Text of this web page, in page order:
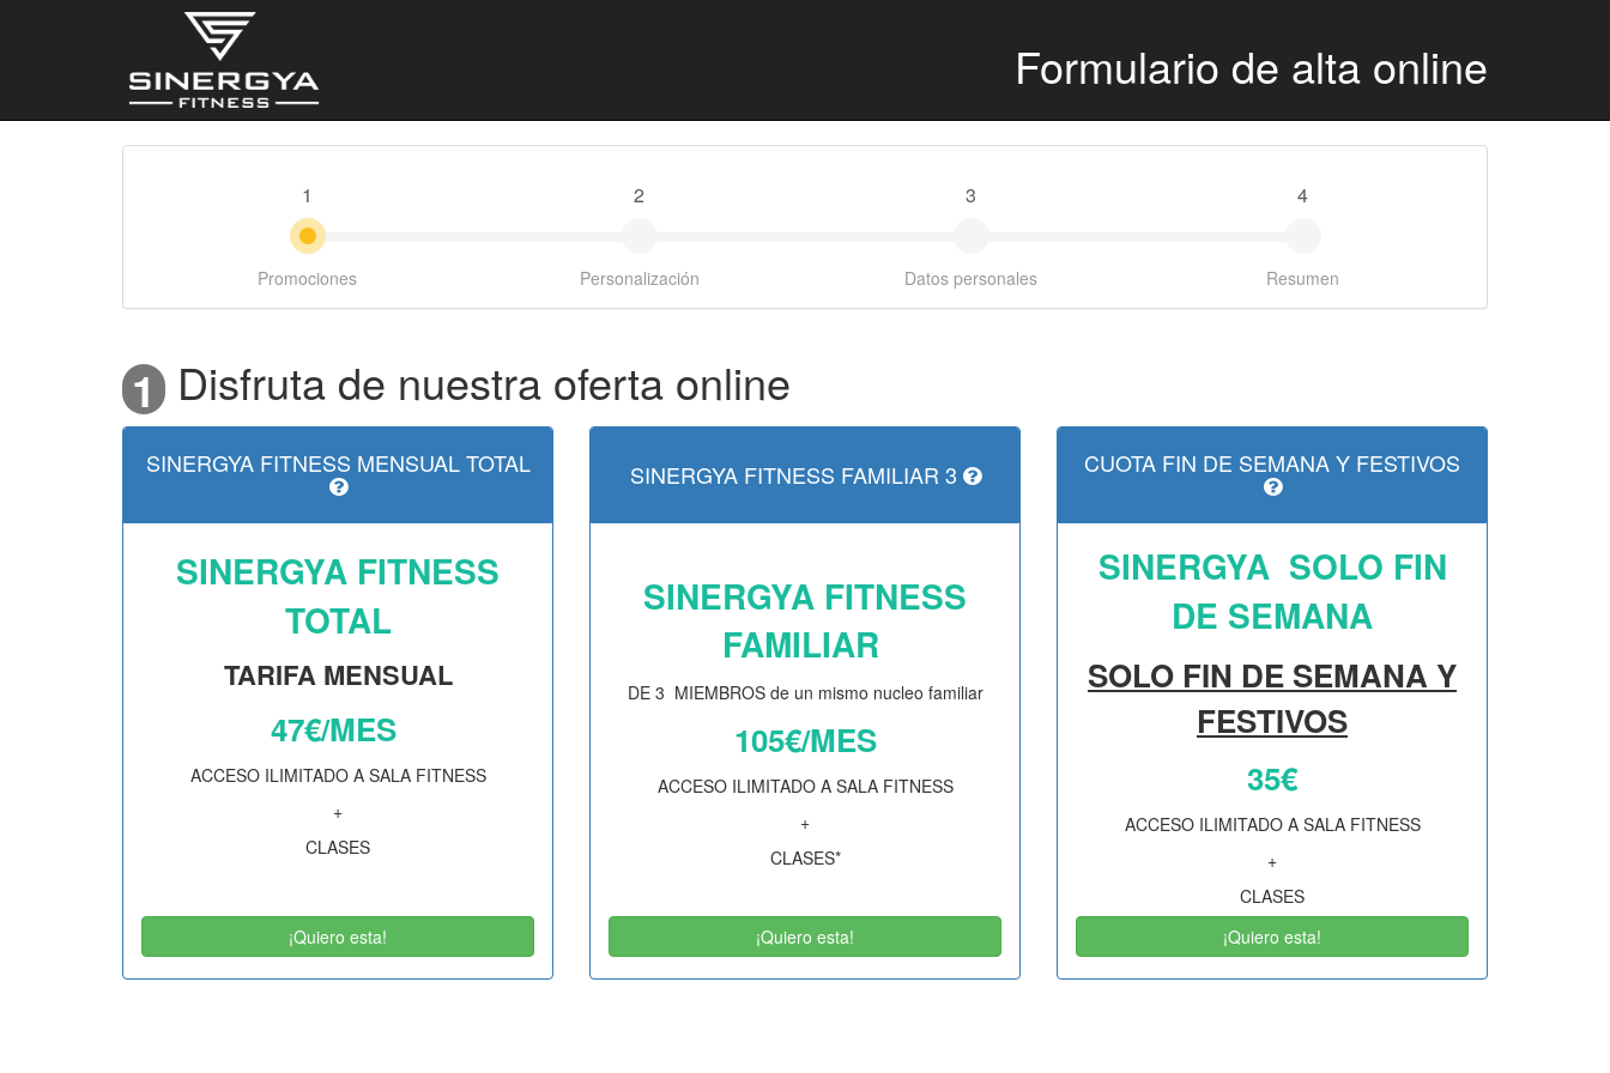
Formulario de alta online
1
Promociones
2
Personalización
3
Datos personales
4
Resumen
1 Disfruta de nuestra oferta online
SINERGYA FITNESS MENSUAL TOTAL
SINERGYA FITNESS
TOTAL
TARIFA MENSUAL
47€/MES
ACCESO ILIMITADO A SALA FITNESS
+
CLASES
¡Quiero esta!
SINERGYA FITNESS FAMILIAR 3
SINERGYA FITNESS
FAMILIAR
DE 3 MIEMBROS de un mismo nucleo familiar
105€/MES
ACCESO ILIMITADO A SALA FITNESS
+
CLASES*
¡Quiero esta!
CUOTA FIN DE SEMANA Y FESTIVOS
SINERGYA SOLO FIN
DE SEMANA
SOLO FIN DE SEMANA Y
FESTIVOS
35€
ACCESO ILIMITADO A SALA FITNESS
+
CLASES
¡Quiero esta!